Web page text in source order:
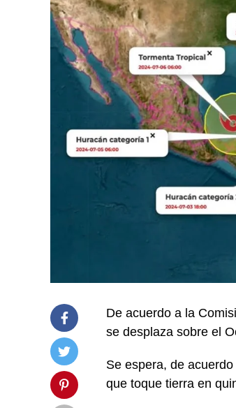
De acuerdo a la
se desplaza sobre el
Se espera, de
que toque tierra en